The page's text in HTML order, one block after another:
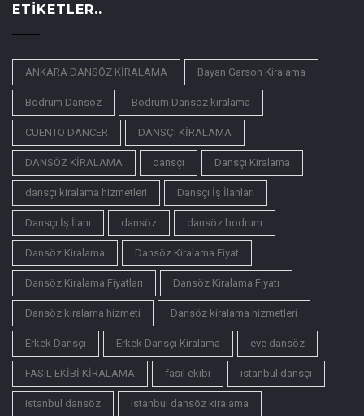
ETIKETLER..
ANKARA DANSÖZ KİRALAMA Bayan Garson Kiralama
Bodrum Dansöz Bodrum Dansöz kiralama
CUENTO DANCER DANSÇI KİRALAMA
DANSÖZ KİRALAMA dansçı Dansçı Kiralama
dansçı kiralama hizmetleri Dansçı İş İlanları
Dansçı İş İlanı dansöz dansöz bodrum
Dansöz Kiralama Dansöz Kiralama Fiyat
Dansöz Kiralama Fiyatları Dansöz Kiralama Fiyatı
Dansöz kiralama hizmeti Dansöz kiralama hizmetleri
Erkek Dansçı Erkek Dansçı Kiralama eve dansöz
FASIL EKİBİ KİRALAMA fasıl ekibi istanbul dansçı
istanbul dansöz istanbul dansöz kiralama